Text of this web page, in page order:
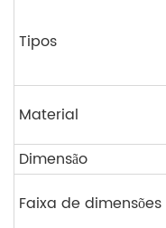
Tipos
Material
Dimensão
Faixa de dimensões